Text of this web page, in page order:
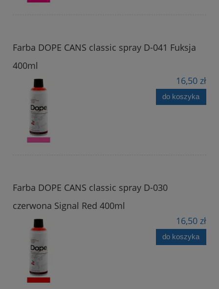
Farba DOPE CANS classic spray D-041 Fuksja
400ml
16,50 zł
do koszyka
Farba DOPE CANS classic spray D-030
czerwona Signal Red 400ml
16,50 zł
do koszyka